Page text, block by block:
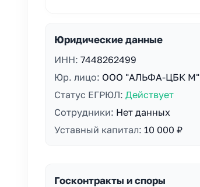
Юридические данные
ИНН: 7448262499
Юр. лицо: ООО "АЛЬФА-ЦБК М"
Статус ЕГРЮЛ: Действует
Сотрудники: Нет данных
Уставный капитал: 10 000 ₽
Госконтракты и споры